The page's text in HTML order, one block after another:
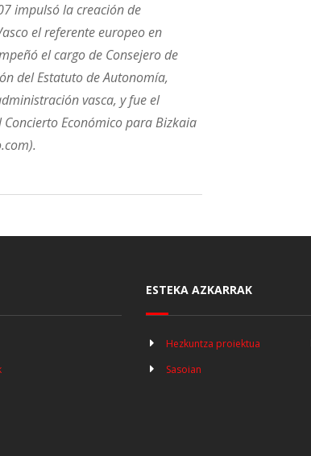
impulsó la creación de
el referente europeo en
el cargo de Consejero de
del Estatuto de Autonomía,
vasca, y fue el
Económico para Bizkaia
ESTEKA AZKARRAK
Hezkuntza proiektua
Sasoian